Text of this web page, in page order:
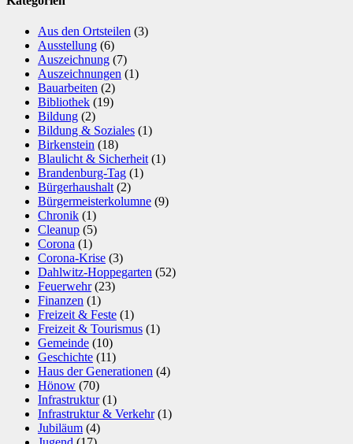
Aus den Ortsteilen (3)
Ausstellung (6)
Auszeichnung (7)
Auszeichnungen (1)
Bauarbeiten (2)
Bibliothek (19)
Bildung (2)
Bildung & Soziales (1)
Birkenstein (18)
Blaulicht & Sicherheit (1)
Brandenburg-Tag (1)
Bürgerhaushalt (2)
Bürgermeisterkolumne (9)
Chronik (1)
Cleanup (5)
Corona (1)
Corona-Krise (3)
Dahlwitz-Hoppegarten (52)
Feuerwehr(23)
Finanzen (1)
Freizeit & Feste (1)
Freizeit & Tourismus (1)
Gemeinde (10)
Geschichte (11)
Haus der Generationen (4)
Hönow (70)
Infrastruktur(1)
Infrastruktur & Verkehr(1)
Jubiläum (4)